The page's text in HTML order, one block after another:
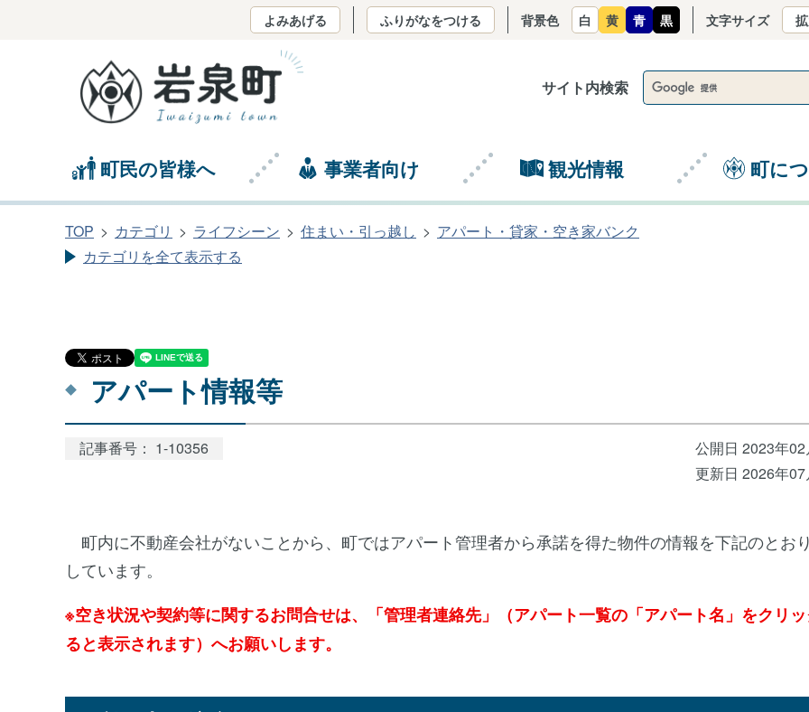
サイト内検索
町民の皆様へ 事業者向け 観光情報 町に
よみあげる ふりがなをつける 背景色 白 黄 青 黒 文字サイズ
TOP カテゴリ ライフシーン 住まい・引っ越し
アパート・貸家・空き家バンク
カテゴリを全て表示する
アパート情報等
記事番号： 1-10356
公開日 2023年
更新日 2026年
町内に不動産会社がないことから、町ではアパート管理者から承諾を得た物件の情報を下記のとお
しています。
※空き状況や契約等に関するお問合せは、「管理者連絡先」（アパート一覧の「アパート名」をクリ
ると表示されます）へお願いします。